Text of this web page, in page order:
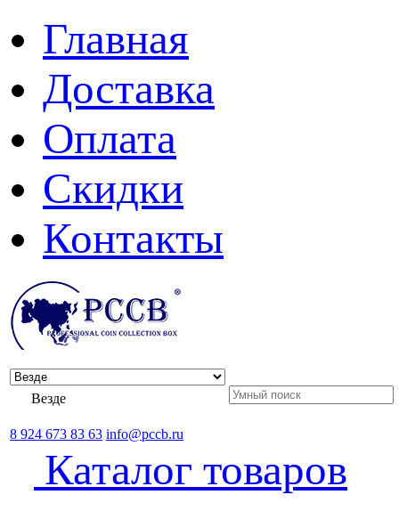
Главная
Доставка
Оплата
Скидки
Контакты
Везде
8 924 673 83 63 info@pccb.ru
Каталог товаров